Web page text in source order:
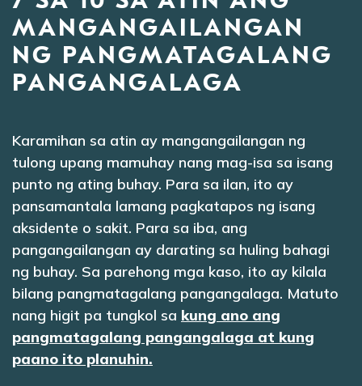
MANGANGAILANGAN
NG PANGMATAGALANG
PANGANGALAGA
Karamihan sa atin ay mangangailangan ng
tulong upang mamuhay nang mag-isa sa isang
punto ng ating buhay. Para sa ilan, ito ay
pansamantala lamang pagkatapos ng isang
aksidente o sakit. Para sa iba, ang
pangangailangan ay darating sa huling bahagi
ng buhay. Sa parehong mga kaso, ito ay kilala
bilang pangmatagalang pangangalaga. Matuto
nang higit pa tungkol sa kung ano ang
pangmatagalang pangangalaga at kung
paano ito planuhin.